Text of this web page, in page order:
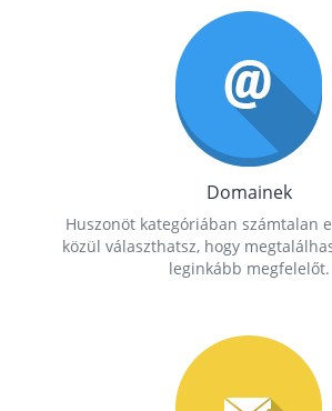
Domainek
Huszonöt kategóriában számtalan
közül választhatsz, hogy
leginkább megfelelőt.